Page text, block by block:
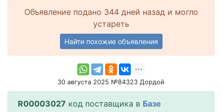
Объявление подано 344 дней назад и могло
устареть
Найти похожие объявления
30 августа 2025 №84323 Дордой
R00003027 код поставщика в Базе